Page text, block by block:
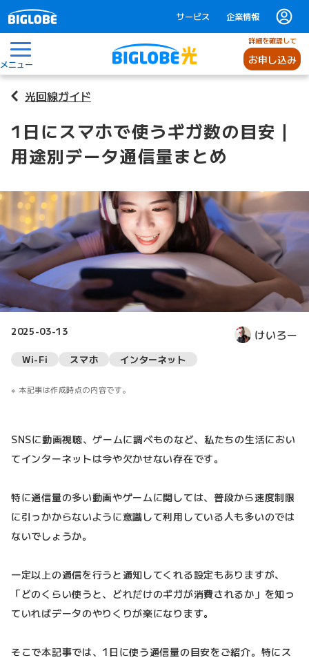
サービス 企業情報
メニュー
詳細を確認して
お申し込み
光回線ガイド
1日にスマホで使うギガ数の目安｜
用途別データ通信量まとめ
2025-03-13 けいろー
Wi-Fi スマホ インターネット
本記事は作成時点の内容です。
SNSに動画視聴、ゲームに調べものなど、私たちの生活におい
てインターネットは今や欠かせない存在です。
特に通信量の多い動画やゲームに関しては、普段から速度制限
に引っかからないように意識して利用している人も多いのでは
ないでしょうか。
一定以上の通信を行うと通知してくれる設定もありますが、
「どのくらい使うと、どれだけのギガが消費されるか」を知っ
ていればデータのやりくりが楽になります。
そこで本記事では、1日に使う通信量の目安をご紹介。特にス